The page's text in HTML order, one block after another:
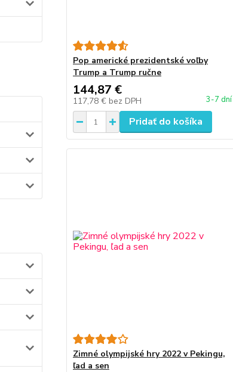
Pop americké prezidentské voľby
Trump a Trump ručne
144,87 €
117,78 € bez DPH 3-7 dní
Pridať do košíka
Zimné olympijské hry 2022 v Pekingu,
ľad a sen